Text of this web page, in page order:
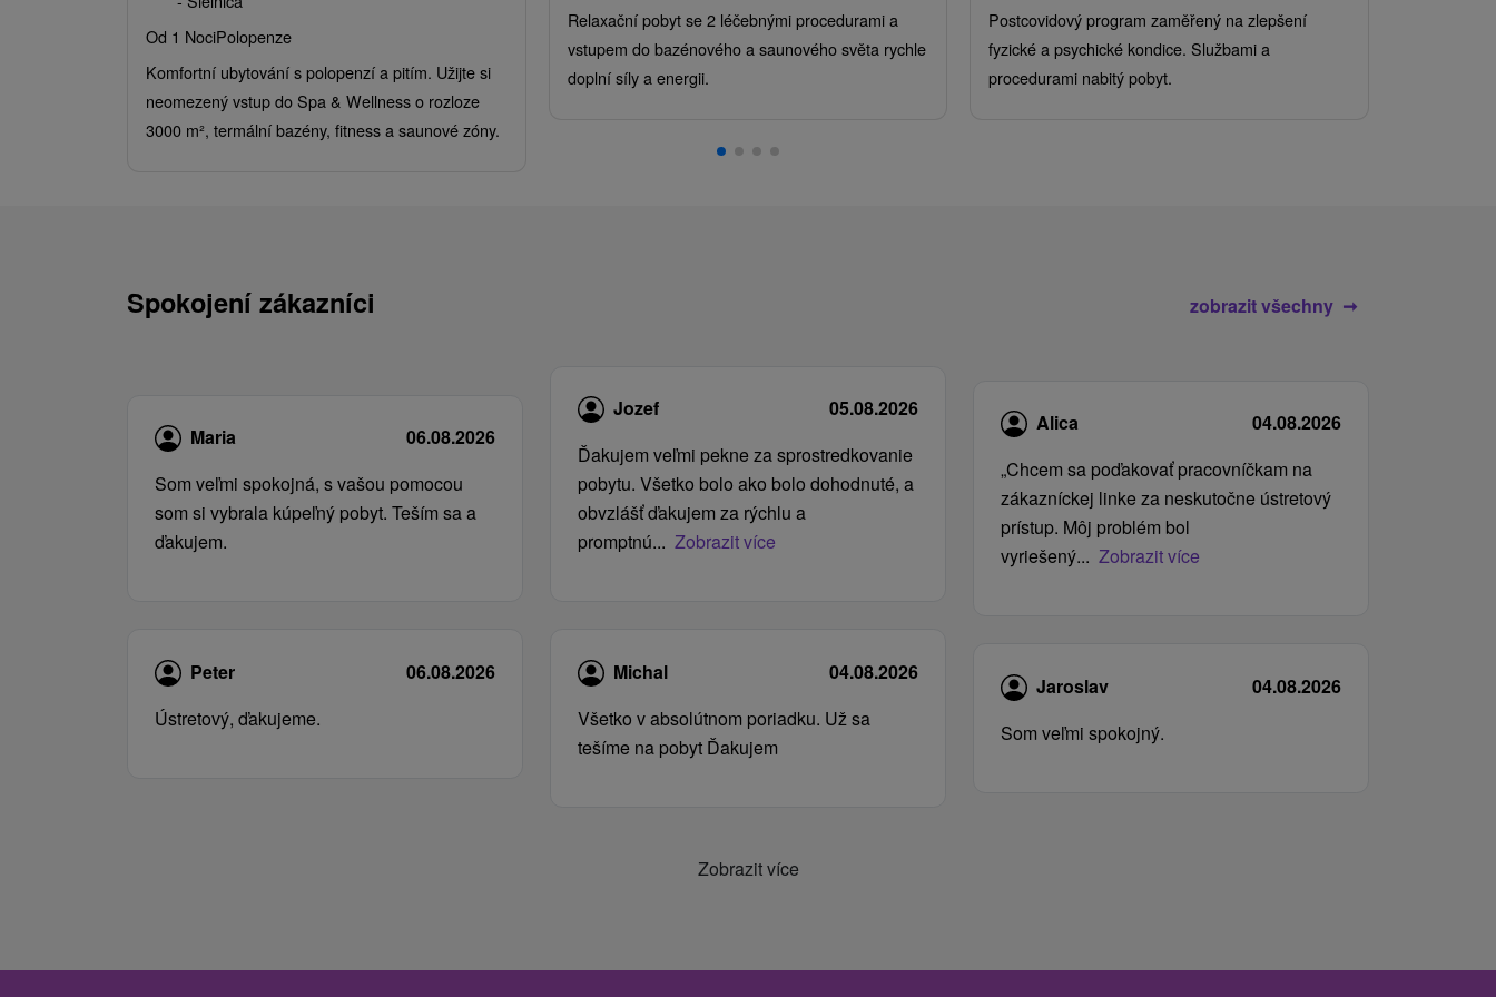
Od 1 NociPolopenze
Komfortní ubytování s polopenzí a pitím. Užijte si
neomezený vstup do Spa & Wellness o rozloze
3000 m², termální bazény, fitness a saunové zóny.
Relaxační pobyt se 2 léčebnými procedurami a
vstupem do bazénového a saunového světa rychle
doplní síly a energii.
Postcovidový program zaměřený na zlepšení
fyzické a psychické kondice. Službami a
procedurami nabitý pobyt.
Spokojení zákazníci zobrazit všechny
Maria
06.08.2026
Som veľmi spokojná, s vašou pomocou
som si vybrala kúpeľný pobyt. Teším sa a
ďakujem.
Peter
06.08.2026
Ústretový, ďakujeme.
Jozef
05.08.2026
Ďakujem veľmi pekne za sprostredkovanie
pobytu. Všetko bolo ako bolo dohodnuté, a
obvzlášť ďakujem za rýchlu a
promptnú... Zobrazit více
Michal
04.08.2026
Všetko v absolútnom poriadku. Už sa
tešíme na pobyt Ďakujem
Alica
04.08.2026
„Chcem sa poďakovať pracovníčkam na
zákazníckej linke za neskutočne ústretový
prístup. Môj problém bol
vyriešený... Zobrazit více
Jaroslav
04.08.2026
Som veľmi spokojný.
Zobrazit více